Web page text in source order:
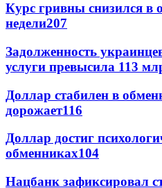
Курс гривны снизился в
недели207
Задолженность
услуги превысила 113
Доллар стабилен в
дорожает116
Доллар достиг
обменниках104
Нацбанк зафиксировал